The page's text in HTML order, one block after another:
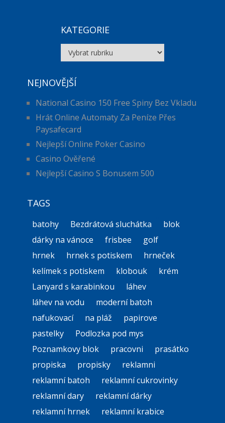
KATEGORIE
Kategorie
NEJNOVĚJŠÍ
National Casino 150 Free Spiny Bez Vkladu
Hrát Online Automaty Za Peníze Přes
Paysafecard
Nejlepší Online Poker Casino
Casino Ověřené
Nejlepší Casino S Bonusem 500
TAGS
batohy Bezdrátová sluchátka
blok
dárky na vánoce
frisbee
golf
hrnek
hrnek s potiskem
hrneček
kelímek s potiskem
klobouk
krém
Lanyard s karabinkou
láhev
láhev na vodu
moderní batoh
nafukovací
na pláž
papirove
pastelky
Podlozka pod mys
Poznamkovy blok
pracovni
prasátko
propiska
propisky
reklamni
reklamní batoh
reklamní cukrovinky
reklamní dary
reklamní dárky
reklamní hrnek
reklamní krabice